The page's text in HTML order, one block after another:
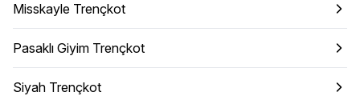
Misskayle Trençkot
Pasaklı Giyim Trençkot
Siyah Trençkot